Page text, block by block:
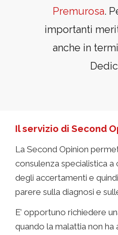
Premurosa.
importanti
anche in
Il servizio di Second
La Second Opinion
consulenza specialistica a
degli accertamenti e
parere sulla diagnosi e
E’ opportuno richiedere
quando la malattia non ha